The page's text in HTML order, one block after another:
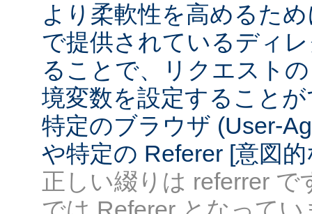
より柔軟性を高めるた
で提供されているディ
ることで、リクエスト
境変数を設定すること
特定のブラウザ (User-
や特定の Referer [意図
正しい綴りは referrer で